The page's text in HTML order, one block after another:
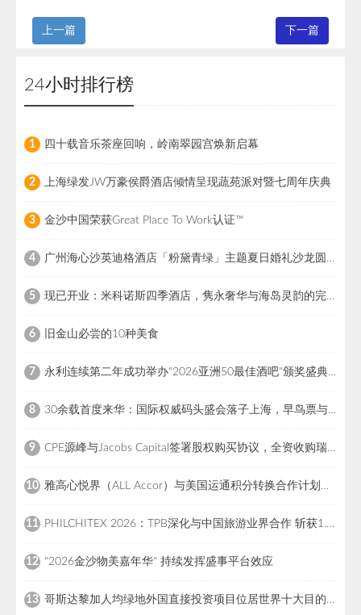
上一篇 下一篇
24小时排行榜
1 四十载音乐茶座回响，岭南翠园宫焕新启幕
2 上海绿发JW万豪侯爵酒店倾情呈现蔬苑派对暨七周年庆典
3 金沙中国荣获Great Place To Work认证™
4 广州海心沙英迪格酒店「粉黛青绿」主题夏日婚礼沙龙圆满落幕
5 现已开业：米科诺斯四季酒店，隽永奢华与海岛灵韵的完美交融
6 旧金山必尝的10种美食
7 永利连续第二年成功举办"2026亚洲50最佳酒吧"颁奖盛典，引领亚洲酒吧界瞩目盛事，彰显国际餐饮领导地位
8 30余载首度来华：国际权威码头盛会落子上海，早鸟票与全球招商同步启幕
9 CPE源峰与Jacobs Capital签署股权购买协议，全资收购瑞士高端户外百年品牌猛犸象
10 雅高心悦界（ALL Accor）与美国运通积分转换合作计划正式登场
11 PHILCHITEX 2026：TPB深化与中国旅游业界合作 斩获1.332亿菲律宾比索意向订单
12 "2026金沙物美嘉年华" 持续发挥盛事平台效应
13 哥斯达黎加人均绿地外国直接投资项目位居世界十大目的地之列